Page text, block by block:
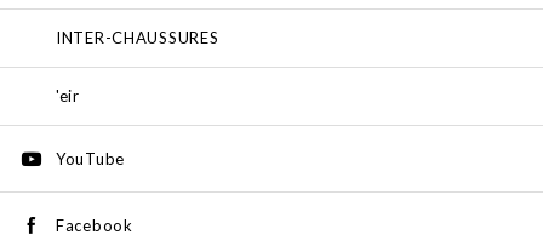
INTER-CHAUSSURES
'eir
YouTube
Facebook